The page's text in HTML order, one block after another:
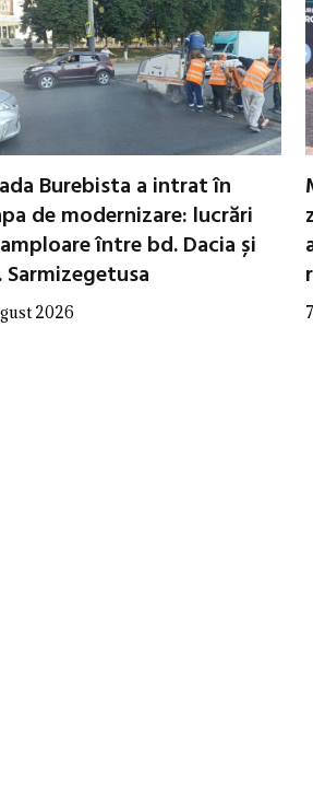
Burebista a intrat în
de modernizare: lucrări
între bd. Dacia și
Sarmizegetusa
2026